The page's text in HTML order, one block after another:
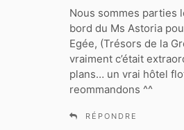
Nous sommes parties
bord du Ms Astoria
Egée, (Trésors de la
vraiment c’était
plans… un vrai hôtel
reommandons ^^
RÉPONDRE